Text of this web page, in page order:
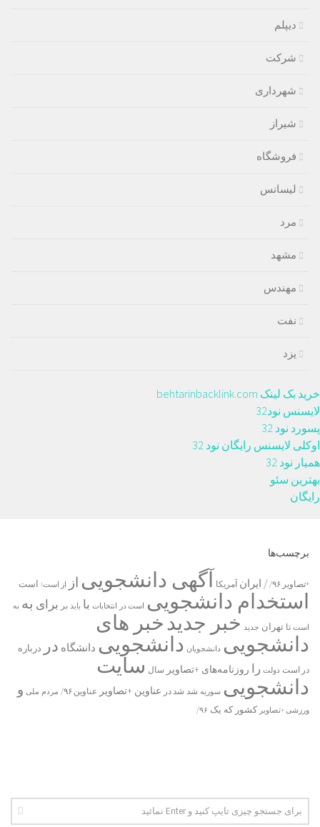
دیپلم
شرکت
شهرداری
شیراز
فروشگاه
لیسانس
مرد
مشهد
مهندس
نفت
یزد
خرید بک لینک behtarinbacklink.com
لایسنس نود32
پسورد نود 32
اوکلی لایسنس رایگان نود 32
همیار نود 32
بهترین سئو
رایگان
برچسب‌ها
+تصاویر ۹۶/ / ایران آمریکا آگهی دانشجویی از از است! است
استخدام دانشجویی است در انتخابات با باید بر برای به به
است تا تهران جدید خبر جدیدخبر های
دانشجویی دانشجویان دانشجویی دانشگاه در درباره
در ﺍﺳﺖ دولت را روزنامه‌های +تصاویر سال سایت
دانشجویی سوریه شد شد در عناوین +تصاویر عناوین ۹۶/ مردم ملی و
ورزشی +تصاویر کشور که یک ۹۶/